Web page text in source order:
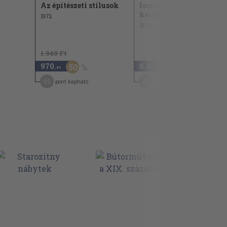
Az építészeti stílusok
1972
1.940 Ft
970 ,-Ft 50
pont kapható
Ismerjük meg a
kerámiát